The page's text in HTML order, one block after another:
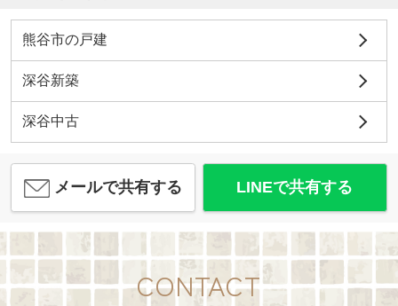
熊谷市の戸建
深谷新築
深谷中古
メールで共有する LINEで共有する
CONTACT